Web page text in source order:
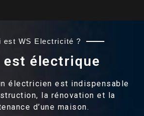
est WS Electricité ?
est électrique
électricien est indispensable
la rénovation et la
d’une maison.